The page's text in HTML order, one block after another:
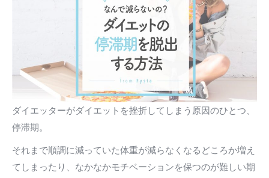
ダイエッターがダイエットを挫折してしまう原因のひとつ、
停滞期。
それまで順調に減っていた体重が減らなくなるどころか増え
てしまったり、なかなかモチベーションを保つのが難しい期